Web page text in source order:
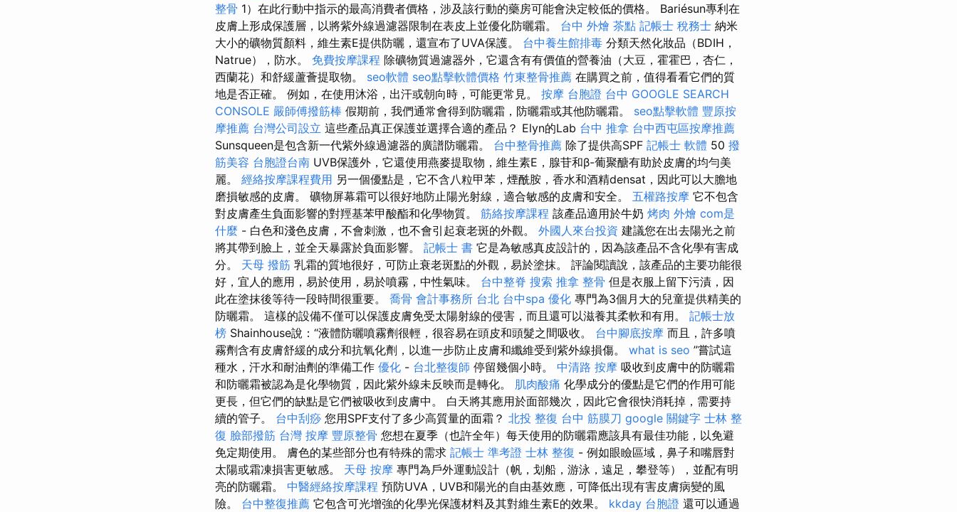
整骨 1）在此行動中指示的最高消費者價格，涉及該行動的藥房可能會決定較低的價格。 Bariésun專利在
皮膚上形成保護層，以將紫外線過濾器限制在表皮上並優化防曬霜。 台中 外燴 茶點 記帳士 稅務士 納米
大小的礦物質顏料，維生素E提供防曬，還宣布了UVA保護。 台中養生館排毒 分類天然化妝品（BDIH，
Natrue），防水。 免費按摩課程 除礦物質過濾器外，它還含有有價值的營養油（大豆，霍霍巴，杏仁，
西蘭花）和舒緩蘆薈提取物。 seo軟體 seo點擊軟體價格 竹東整骨推薦 在購買之前，值得看看它們的質
地是否正確。 例如，在使用沐浴，出汗或朝向時，可能更常見。 按摩 台胞證 台中 GOOGLE SEARCH
CONSOLE 嚴師傅撥筋棒 假期前，我們通常會得到防曬霜，防曬霜或其他防曬霜。 seo點擊軟體 豐原按
摩推薦 台灣公司設立 這些產品真正保護並選擇合適的產品？ Elyn的Lab 台中 推拿 台中西屯區按摩推薦
Sunsqueen是包含新一代紫外線過濾器的廣譜防曬霜。 台中整骨推薦 除了提供高SPF 記帳士 軟體 50 撥
筋美容 台胞證台南 UVB保護外，它還使用燕麥提取物，維生素E，腺苷和β-葡聚醣有助於皮膚的均勻美
麗。 經絡按摩課程費用 另一個優點是，它不含八粒甲苯，煙酰胺，香水和酒精densat，因此可以大膽地
磨損敏感的皮膚。 礦物屏幕霜可以很好地防止陽光射線，適合敏感的皮膚和安全。 五權路按摩 它不包含
對皮膚產生負面影響的對羥基苯甲酸酯和化學物質。 筋絡按摩課程 該產品適用於牛奶 烤肉 外燴 com是
什麼 - 白色和淺色皮膚，不會刺激，也不會引起衰老斑的外觀。 外國人來台投資 建議您在出去陽光之前
將其帶到臉上，並全天暴露於負面影響。 記帳士 書 它是為敏感真皮設計的，因為該產品不含化學有害成
分。 天母 撥筋 乳霜的質地很好，可防止衰老斑點的外觀，易於塗抹。 評論閱讀說，該產品的主要功能很
好，宜人的應用，易於使用，易於噴霧，中性氣味。 台中整脊 搜索 推拿 整骨 但是衣服上留下污漬，因
此在塗抹後等待一段時間很重要。 喬骨 會計事務所 台北 台中spa 優化 專門為3個月大的兒童提供精美的
防曬霜。 這樣的設備不僅可以保護皮膚免受太陽射線的侵害，而且還可以滋養其柔軟和有用。 記帳士放
榜 Shainhouse說：“液體防曬噴霧劑很輕，很容易在頭皮和頭髮之間吸收。 台中腳底按摩 而且，許多噴
霧劑含有皮膚舒緩的成分和抗氧化劑，以進一步防止皮膚和纖維受到紫外線損傷。 what is seo ”嘗試這
種水，汗水和耐油劑的準備工作 優化 - 台北整復師 停留幾個小時。 中清路 按摩 吸收到皮膚中的防曬霜
和防曬霜被認為是化學物質，因此紫外線未反映而是轉化。 肌肉酸痛 化學成分的優點是它們的作用可能
更長，但它們的缺點是它們被吸收到皮膚中。 白天將其應用於面部幾次，因此它會很快消耗掉，需要持
續的管子。 台中刮痧 您用SPF支付了多少高質量的面霜？ 北投 整復 台中 筋膜刀 google 關鍵字 士林 整
復 臉部撥筋 台灣 按摩 豐原整骨 您想在夏季（也許全年）每天使用的防曬霜應該具有最佳功能，以免避
免定期使用。 膚色的某些部分也有特殊的需求 記帳士 準考證 士林 整復 - 例如眼瞼區域，鼻子和嘴唇對
太陽或霜凍損害更敏感。 天母 按摩 專門為戶外運動設計（帆，划船，游泳，遠足，攀登等），並配有明
亮的防曬霜。 中醫經絡按摩課程 預防UVA，UVB和陽光的自由基效應，可降低出現有害皮膚病變的風
險。 台中整復推薦 它包含可光增強的化學光保護材料及其對維生素E的效果。 kkday 台胞證 還可以通過